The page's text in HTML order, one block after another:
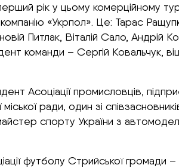
рік у цьому комерційному
«Укрпол». Це: Тарас
Питлак, Віталій Сало, Андрій
команди – Сергій Ковальчук,
Асоціації промисловців,
ради, один зі
спорту України з
футболу Стрийської громади